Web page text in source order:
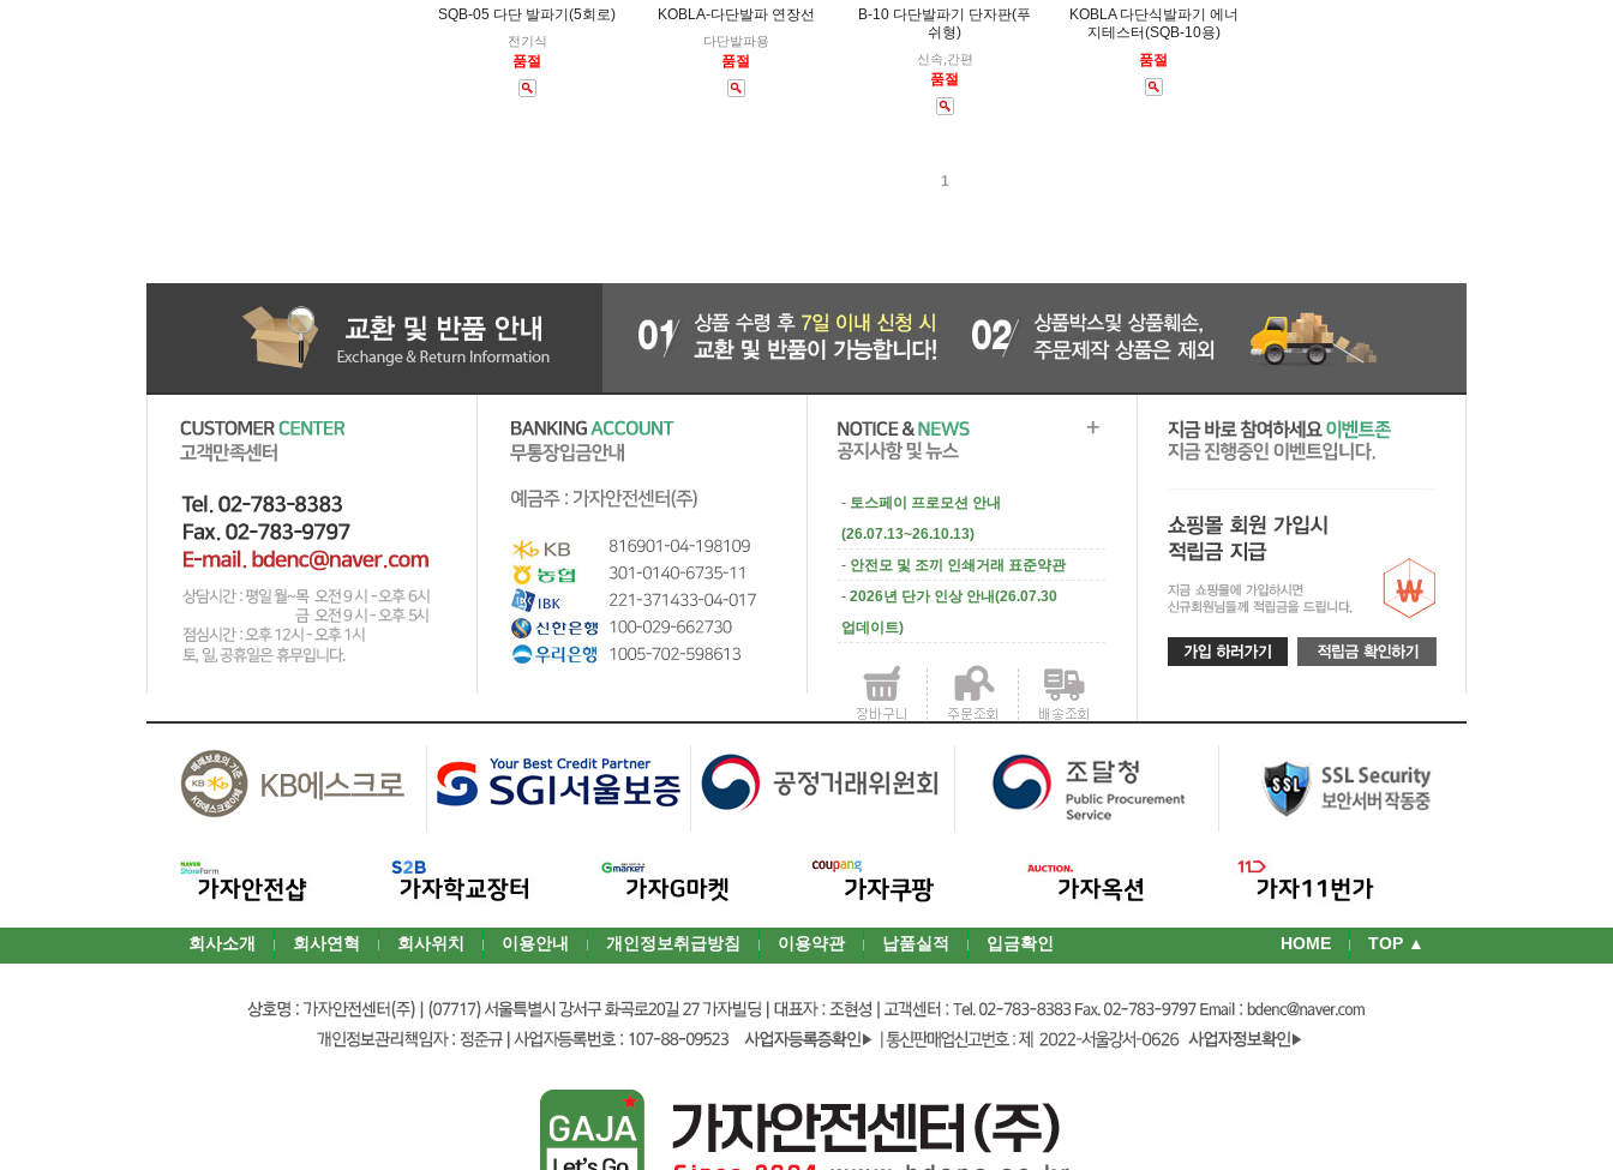
SQB-05 다단 발파기(5회로)
전기식
품절
KOBLA-다단발파 연장선
다단발파용
품절
B-10 다단발파기 단자판(푸
쉬형)
신속,간편
품절
KOBLA 다단식발파기 에너
지테스터(SQB-10용)
품절
1
- 토스페이 프로모션 안내
(26.07.13~26.10.13)
- 안전모 및 조끼 인쇄거래 표준약관
- 2026년 단가 인상 안내(26.07.30
업데이트)
회사소개 회사연혁 회사위치 이용안내 개인정보취급방침 이용약관 납품실적 입금확인 HOME TOP ▲